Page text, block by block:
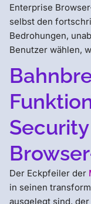
Enterprise
selbst den
Bedrohungen,
Benutzer wählen,
Der Eckpfeiler der
in seinen
ausgelegt sind,